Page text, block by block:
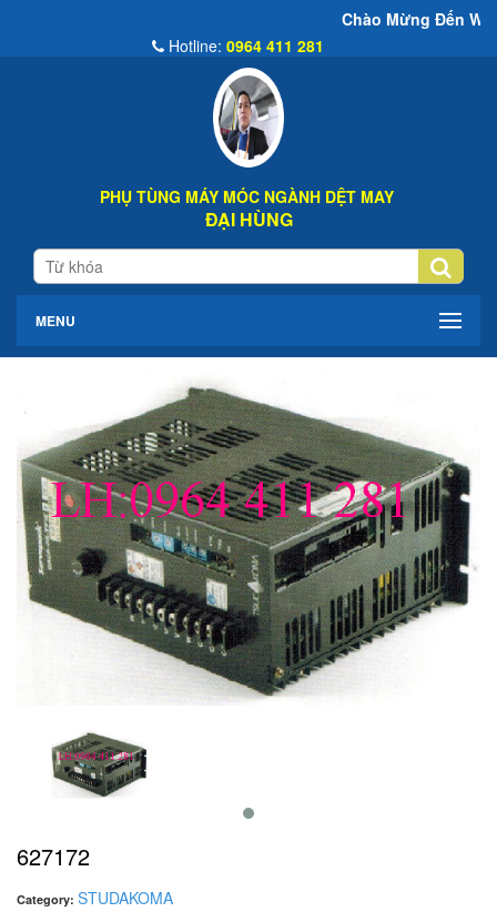
Chào Mừng Đến Website Đại Hùng
Hotline: 0964 411 281
PHỤ TÙNG MÁY MÓC NGÀNH DỆT MAY
ĐẠI HÙNG
MENU
627172
Category: STUDAKOMA